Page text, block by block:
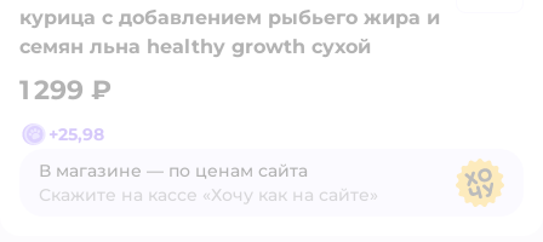
курица с добавлением рыбьего жира и
семян льна healthy growth сухой
1 299 ₽
+25,98
В магазине — по ценам сайта
Скажите на кассе «Хочу как на сайте»